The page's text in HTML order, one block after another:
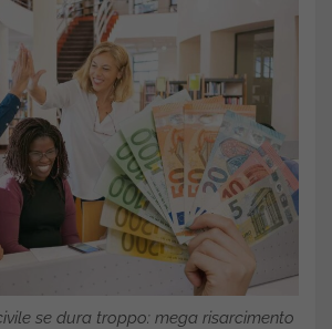
se dura troppo: mega risarcimento